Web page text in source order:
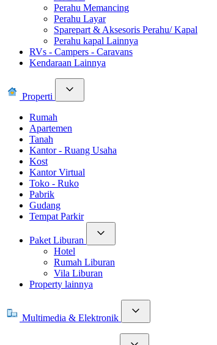
Perahu Memancing
Perahu Layar
Sparepart & Aksesoris Perahu/ Kapal
Perahu kapal Lainnya
RVs - Campers - Caravans
Kendaraan Lainnya
Properti
Rumah
Apartemen
Tanah
Kantor - Ruang Usaha
Kost
Kantor Virtual
Toko - Ruko
Pabrik
Gudang
Tempat Parkir
Paket Liburan
Hotel
Rumah Liburan
Vila Liburan
Property lainnya
Multimedia & Elektronik